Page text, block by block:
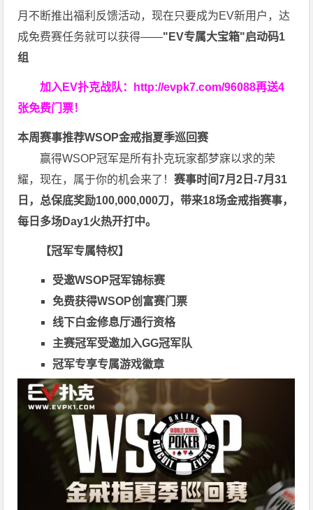
月不断推出福利反馈活动，现在只要成为EV新用户，达
成免费赛任务就可以获得——"EV专属大宝箱"启动码1
组
加入EV扑克战队： http://evpk7.com/96088再送4
张免费门票！
本周赛事推荐WSOP金戒指夏季巡回赛
赢得WSOP冠军是所有扑克玩家都梦寐以求的荣
耀，现在，属于你的机会来了！赛事时间7月2日-7月31
日， 总保底奖励100,000,000刀，带来18场金戒指赛事，
每日多场Day1火热开打中。
【冠军专属特权】
受邀WSOP冠军锦标赛
免费获得WSOP创富赛门票
线下白金修息厅通行资格
主赛冠军受邀加入GG冠军队
冠军专享专属游戏徽章